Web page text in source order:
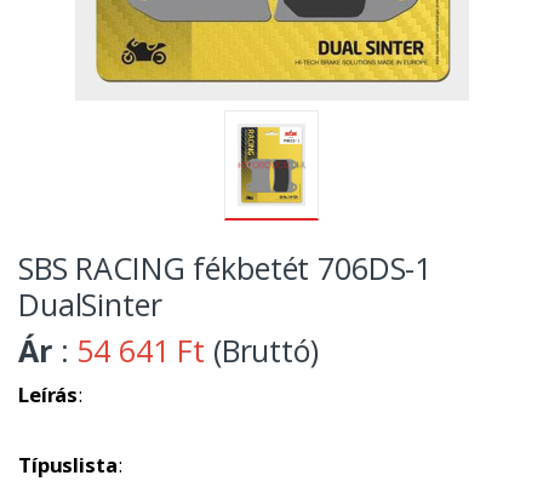
SBS RACING fékbetét 706DS-1
DualSinter
Ár : 54 641 Ft (Bruttó)
Leírás:
Típuslista: